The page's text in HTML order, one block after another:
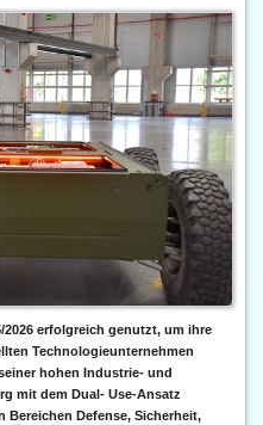
2026 erfolgreich genutzt, um ihre
Technologieunternehmen
hohen Industrie- und
mit dem Dual- Use-Ansatz
Bereichen Defense, Sicherheit,